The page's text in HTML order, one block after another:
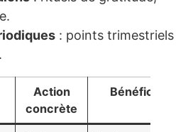
: points trimestriels
Action
concrète
Bénéfice